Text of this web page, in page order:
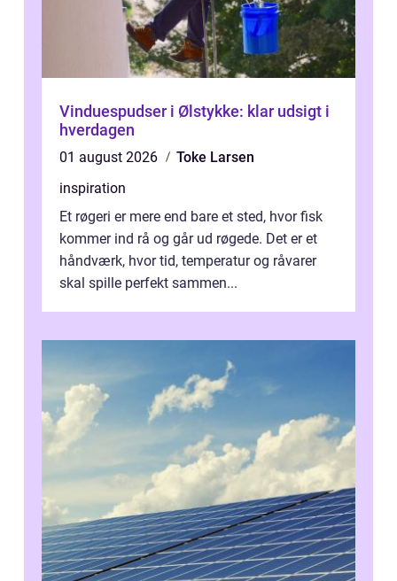
Vinduespudser i Ølstykke: klar udsigt i
hverdagen
01 august 2026
Toke Larsen
inspiration
Et røgeri er mere end bare et sted, hvor fisk
kommer ind rå og går ud røgede. Det er et
håndværk, hvor tid, temperatur og råvarer
skal spille perfekt sammen...